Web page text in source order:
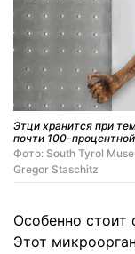
Этци хранится при
почти 100-
Фото: South Tyrol
Gregor Staschitz
Особенно
Этот